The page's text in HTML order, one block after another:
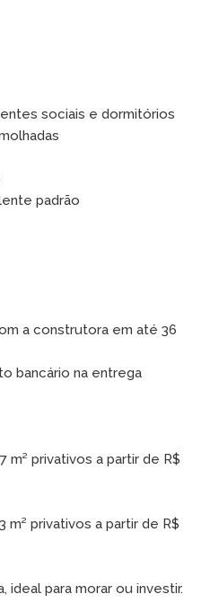
sociais e dormitórios
padrão
a construtora em até 36
bancário na entrega
m² privativos a partir de R$
m² privativos a partir de R$
ideal para morar ou investir.